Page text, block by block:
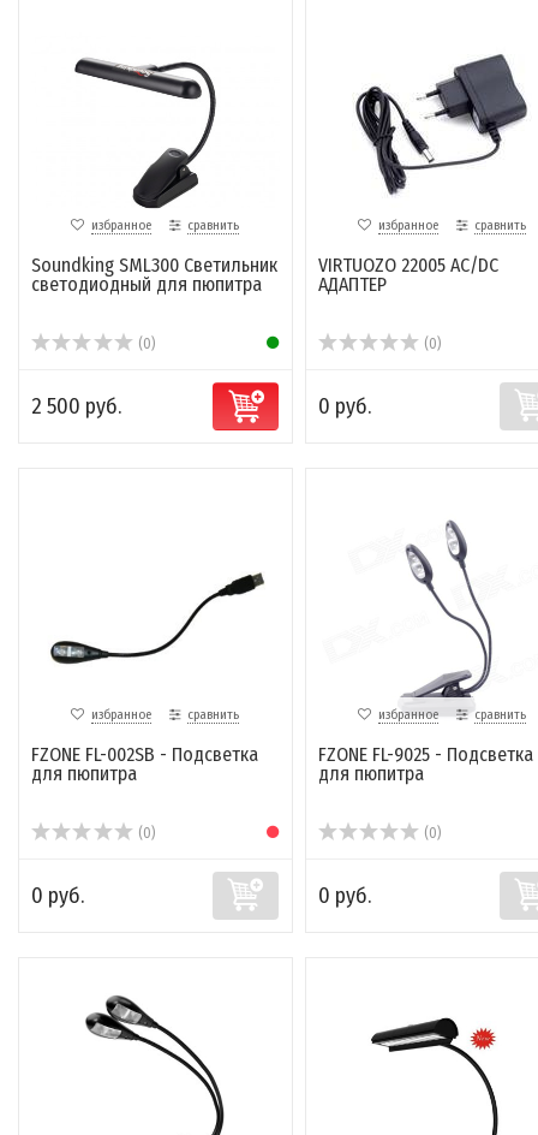
избранное сравнить
Soundking SML300 Светильник
светодиодный для пюпитра
(0)
2 500 руб.
избранное сравнить
VIRTUOZO 22005 AC/DC
АДАПТЕР
(0)
0 руб.
избранное сравнить
FZONE FL-002SB - Подсветка
для пюпитра
(0)
0 руб.
избранное сравнить
FZONE FL-9025 - Подсветка
для пюпитра
(0)
0 руб.